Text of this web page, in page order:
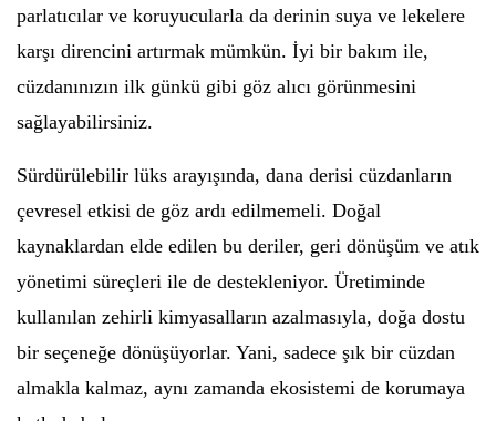
parlatıcılar ve koruyucularla da derinin suya ve lekelere
karşı direncini artırmak mümkün. İyi bir bakım ile,
cüzdanınızın ilk günkü gibi göz alıcı görünmesini
sağlayabilirsiniz.
Sürdürülebilir lüks arayışında, dana derisi cüzdanların
çevresel etkisi de göz ardı edilmemeli. Doğal
kaynaklardan elde edilen bu deriler, geri dönüşüm ve atık
yönetimi süreçleri ile de destekleniyor. Üretiminde
kullanılan zehirli kimyasalların azalmasıyla, doğa dostu
bir seçeneğe dönüşüyorlar. Yani, sadece şık bir cüzdan
almakla kalmaz, aynı zamanda ekosistemi de korumaya